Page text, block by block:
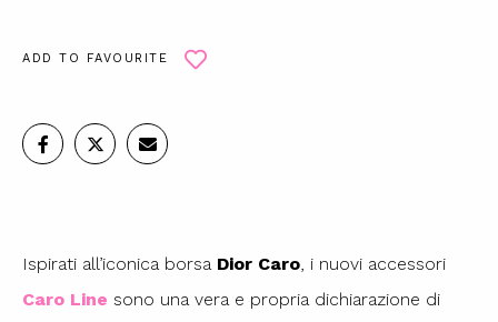
ADD TO FAVOURITE
Ispirati all’iconica borsa Dior Caro , i nuovi accessori
Caro Line sono una vera e propria dichiarazione di